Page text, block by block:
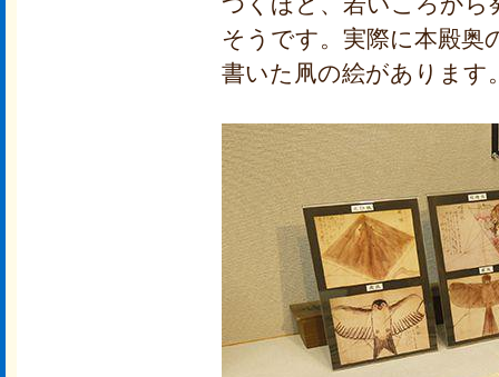
そうです。実際に本殿奥
書いた凧の絵があります